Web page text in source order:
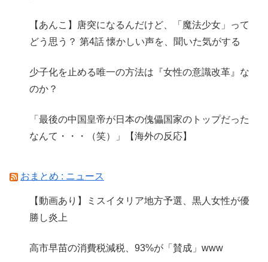
【あんこ】唐突になるんだけど、「魔法少女」って
どう思う？ 第4話 懐かしい声を、聞いた気がする
少子化を止める唯一の方法は『女性の意識改革』な
のか？
「最後の中国皇帝が日本の傀儡国家のトップだった
なんて・・・（笑）」【海外の反応】
おまとめ : ニュース
【動画あり】ミスイタリア地方予選、黒人女性が優
勝し炎上
高市早苗の消費税減税、93%が「賛成」www